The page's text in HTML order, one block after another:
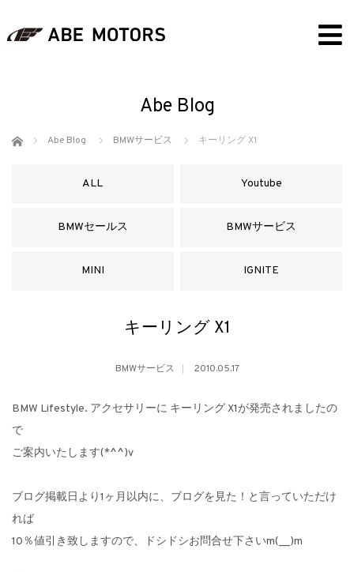
Abe Blog
ホーム Abe Blog BMWサービス キーリング X1
ALL Youtube
BMWセールス BMWサービス
MINI IGNITE
キーリング X1
BMWサービス 2010.05.17
BMW Lifestyle. アクセサリーに キーリング X1が発売されましたの
で
ご案内いたします(*^^)v
ブログ掲載日より1ヶ月以内に、ブログを見た！と言っていただけ
れば
10％値引き致しますので、ドシドシお問合せ下さいm(__)m